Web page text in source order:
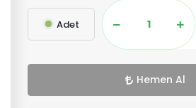
Adet
Hemen Al